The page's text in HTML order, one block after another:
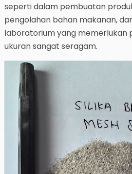
seperti dalam pembuatan
pengolahan bahan makanan,
laboratorium yang memerlukan
ukuran sangat seragam.